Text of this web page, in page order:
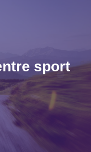
sport